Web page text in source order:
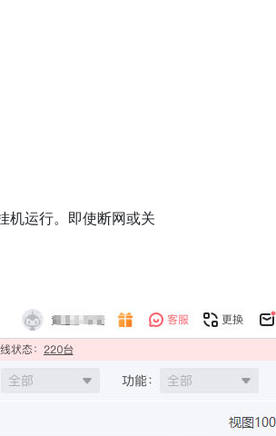
运行。即使断网或关